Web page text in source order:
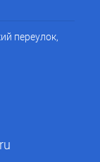
переулок,